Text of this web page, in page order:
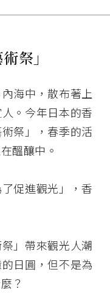
祭」
海中，散布著上
。今年日本的香
祭」，春季的活
醞釀中。
促進觀光」，香
」帶來觀光人潮
日圓，但不是為
？